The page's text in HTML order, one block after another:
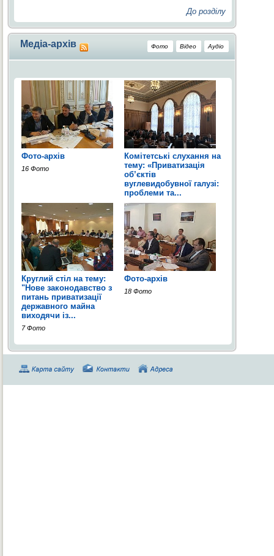
До розділу
Аудіо
Відео
Фото
Медіа-архів
Фото-архів
16 Фото
Комітетські слухання на
тему: «Приватизація
об’єктів
вуглевидобувної галузі:
проблеми та...
2 Фото
Круглий стіл на тему:
"Нове законодавство з
питань приватизації
державного майна
виходячи із...
7 Фото
Фото-архів
18 Фото